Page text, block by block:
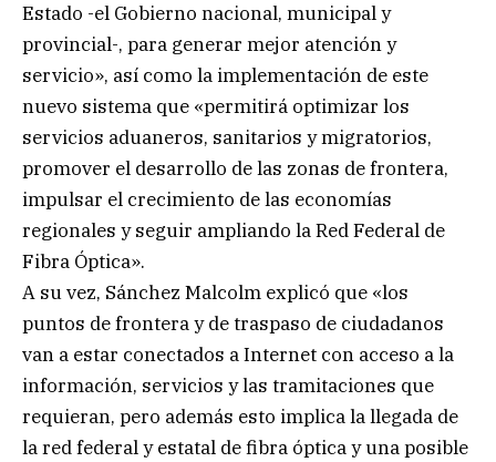
Estado -el Gobierno nacional, municipal y
provincial-, para generar mejor atención y
servicio», así como la implementación de este
nuevo sistema que «permitirá optimizar los
servicios aduaneros, sanitarios y migratorios,
promover el desarrollo de las zonas de frontera,
impulsar el crecimiento de las economías
regionales y seguir ampliando la Red Federal de
Fibra Óptica».
A su vez, Sánchez Malcolm explicó que «los
puntos de frontera y de traspaso de ciudadanos
van a estar conectados a Internet con acceso a la
información, servicios y las tramitaciones que
requieran, pero además esto implica la llegada de
la red federal y estatal de fibra óptica y una posible